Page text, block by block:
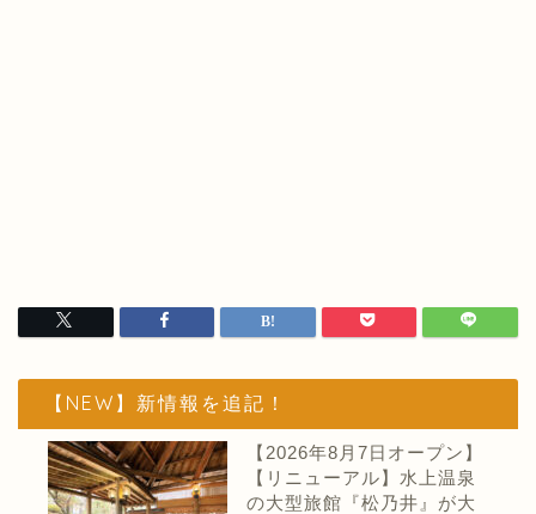
【NEW】新情報を追記！
【2026年8月7日オープン】
【リニューアル】水上温泉
の大型旅館『松乃井』が大